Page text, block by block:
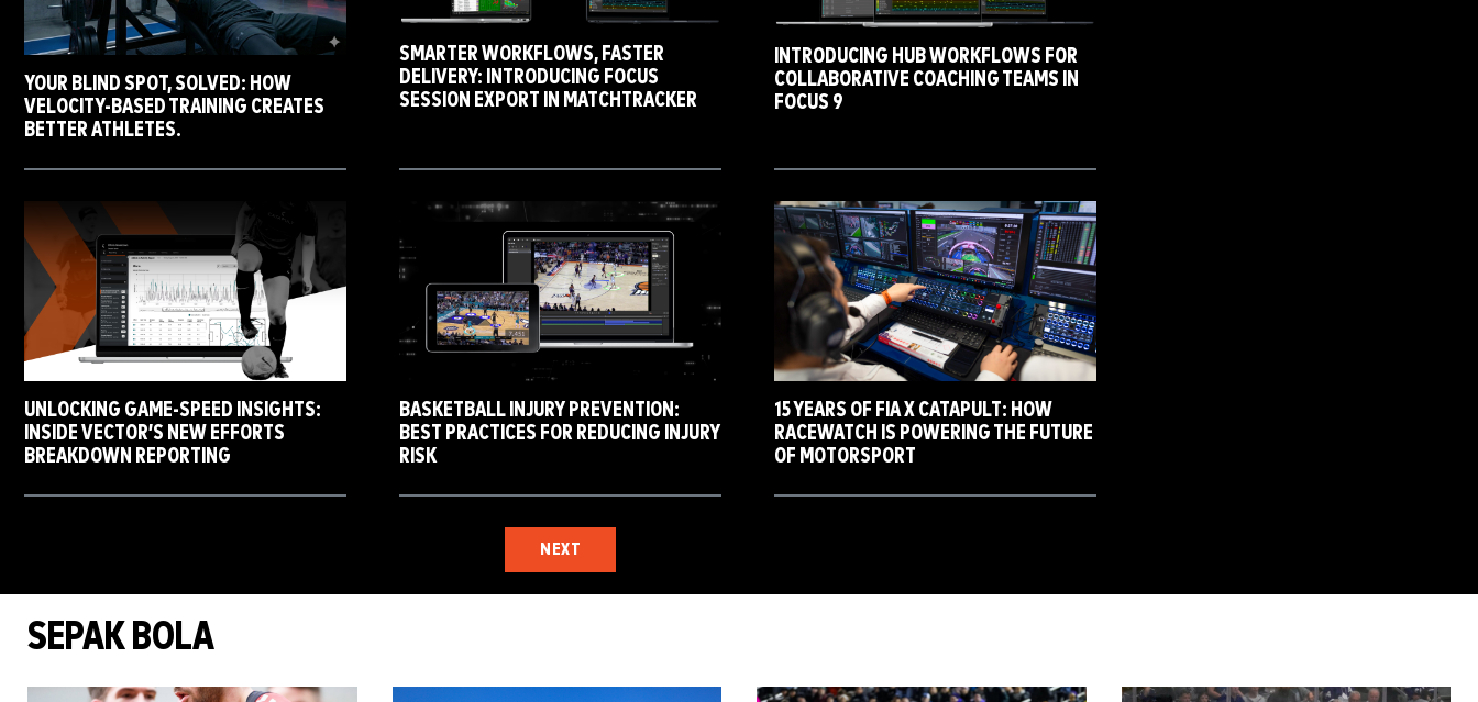
YOUR BLIND SPOT, SOLVED: HOW
VELOCITY-BASED TRAINING CREATES
BETTER ATHLETES.
SMARTER WORKFLOWS, FASTER
DELIVERY: INTRODUCING FOCUS
SESSION EXPORT IN MATCHTRACKER
INTRODUCING HUB WORKFLOWS FOR
COLLABORATIVE COACHING TEAMS IN
FOCUS 9
UNLOCKING GAME-SPEED INSIGHTS:
INSIDE VECTOR’S NEW EFFORTS
BREAKDOWN REPORTING
BASKETBALL INJURY PREVENTION:
BEST PRACTICES FOR REDUCING INJURY
RISK
15 YEARS OF FIA X CATAPULT: HOW
RACEWATCH IS POWERING THE FUTURE
OF MOTORSPORT
NEXT
SEPAK BOLA